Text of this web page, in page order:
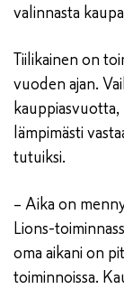
valinnasta
Tiilikainen on
vuoden ajan.
lämpimästi
tutuiksi.
– Aika on
Lions-
oma aikani on
toiminnoissa.